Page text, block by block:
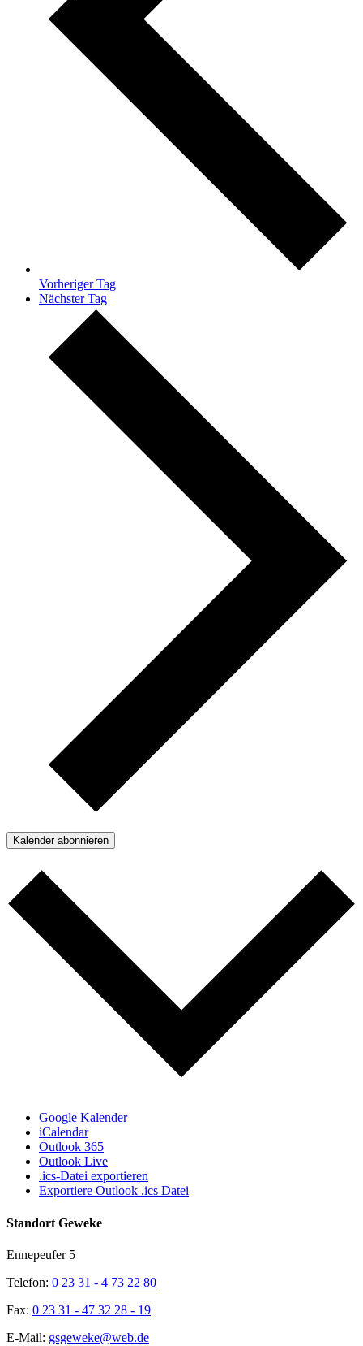
Vorheriger Tag
Nächster Tag
Kalender abonnieren
Google Kalender
iCalendar
Outlook 365
Outlook Live
.ics-Datei exportieren
Exportiere Outlook .ics Datei
Standort Geweke
Ennepeufer 5
Telefon: 0 23 31 - 4 73 22 80
Fax: 0 23 31 - 47 32 28 - 19
E-Mail: gsgeweke@web.de